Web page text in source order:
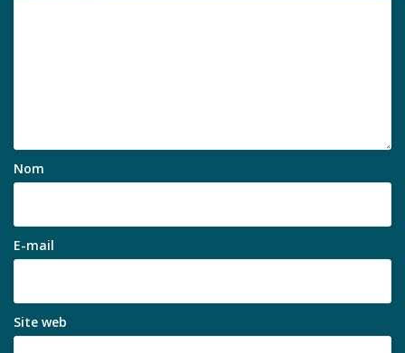
Nom
E-mail
Site web